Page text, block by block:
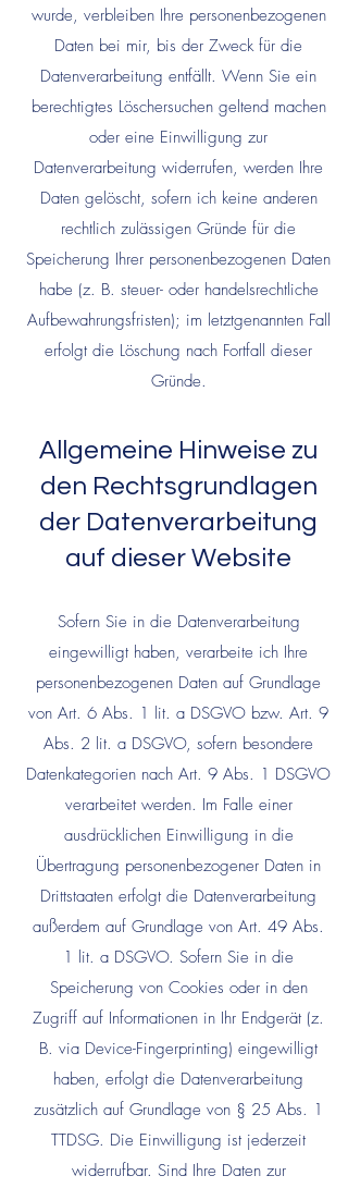
wurde, verbleiben Ihre personenbezogenen
Daten bei mir, bis der Zweck für die
Datenverarbeitung entfällt. Wenn Sie ein
berechtigtes Löschersuchen geltend machen
oder eine Einwilligung zur
Datenverarbeitung widerrufen, werden Ihre
Daten gelöscht, sofern ich keine anderen
rechtlich zulässigen Gründe für die
Speicherung Ihrer personenbezogenen Daten
habe (z. B. steuer- oder handelsrechtliche
Aufbewahrungsfristen); im letztgenannten Fall
erfolgt die Löschung nach Fortfall dieser
Gründe.
Allgemeine Hinweise zu
den Rechtsgrundlagen
der Datenverarbeitung
auf dieser Website
Sofern Sie in die Datenverarbeitung
eingewilligt haben, verarbeite ich Ihre
personenbezogenen Daten auf Grundlage
von Art. 6 Abs. 1 lit. a DSGVO bzw. Art. 9
Abs. 2 lit. a DSGVO, sofern besondere
Datenkategorien nach Art. 9 Abs. 1 DSGVO
verarbeitet werden. Im Falle einer
ausdrücklichen Einwilligung in die
Übertragung personenbezogener Daten in
Drittstaaten erfolgt die Datenverarbeitung
außerdem auf Grundlage von Art. 49 Abs.
1 lit. a DSGVO. Sofern Sie in die
Speicherung von Cookies oder in den
Zugriff auf Informationen in Ihr Endgerät (z.
B. via Device-Fingerprinting) eingewilligt
haben, erfolgt die Datenverarbeitung
zusätzlich auf Grundlage von § 25 Abs. 1
TTDSG. Die Einwilligung ist jederzeit
widerrufbar. Sind Ihre Daten zur